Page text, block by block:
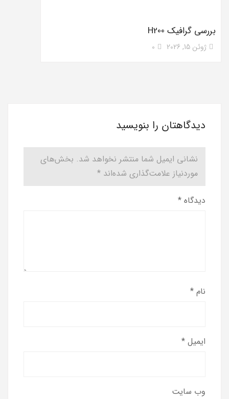
بررسی گرافیک H200
ژوئن 15, 2026 0
دیدگاهتان را بنویسید
نشانی ایمیل شما منتشر نخواهد شد. بخش‌های
موردنیاز علامت‌گذاری شده‌اند *
دیدگاه *
نام *
ایمیل *
وب‌ سایت